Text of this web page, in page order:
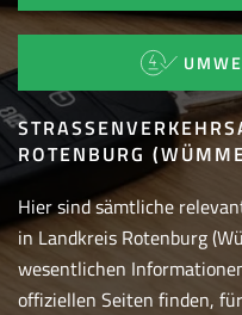
OTENBURG
Hier sind sämtliche
in Landkreis Rotenburg
wesentlichen
offiziellen Seiten finden,